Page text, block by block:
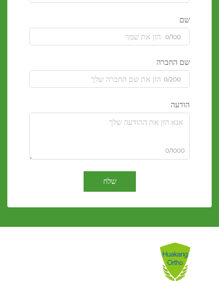
שם
0/100
שם החברה
0/200
הודעה
0/1000
שלח